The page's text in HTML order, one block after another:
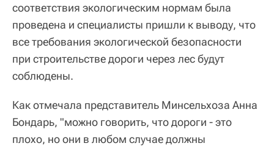
соответствия экологическим нормам была
проведена и специалисты пришли к выводу, что
все требования экологической безопасности
при строительстве дороги через лес будут
соблюдены.
Как отмечала представитель Минсельхоза Анна
Бондарь, "можно говорить, что дороги - это
плохо, но они в любом случае должны